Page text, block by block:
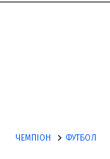
ЧЕМПІОН ФУТБОЛ